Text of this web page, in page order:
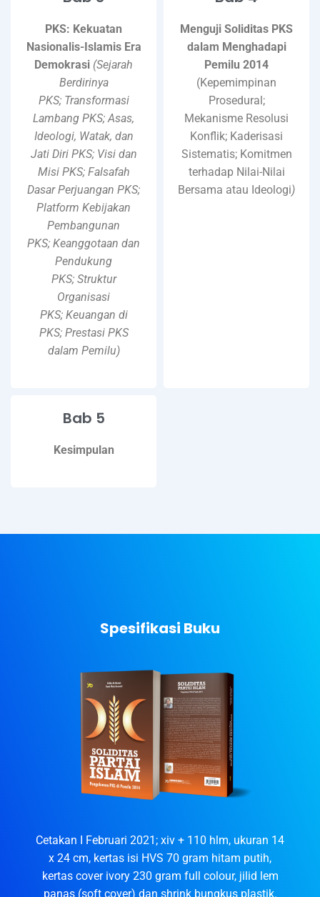
PKS: Kekuatan
Nasionalis-Islamis Era
Demokrasi (Sejarah
Berdirinya
PKS; Transformasi
Lambang PKS; Asas,
Ideologi, Watak, dan
Jati Diri PKS; Visi dan
Misi PKS; Falsafah
Dasar Perjuangan PKS;
Platform Kebijakan
Pembangunan
PKS; Keanggotaan dan
Pendukung
PKS; Struktur
Organisasi
PKS; Keuangan di
PKS; Prestasi PKS
dalam Pemilu)
Menguji Soliditas PKS
dalam Menghadapi
Pemilu 2014
(Kepemimpinan
Prosedural;
Mekanisme Resolusi
Konflik; Kaderisasi
Sistematis; Komitmen
terhadap Nilai-Nilai
Bersama atau Ideologi)
Bab 5
Kesimpulan
Spesifikasi Buku
Cetakan I Februari 2021; xiv + 110 hlm, ukuran 14
x 24 cm, kertas isi HVS 70 gram hitam putih,
kertas cover ivory 230 gram full colour, jilid lem
panas (soft cover) dan shrink bungkus plastik.